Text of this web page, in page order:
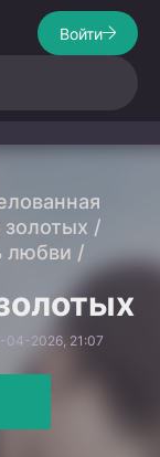
Войти
/
любви /
04-2026, 21:07